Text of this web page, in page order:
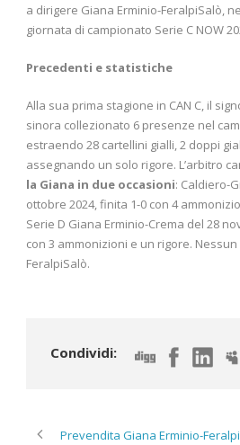
a dirigere Giana Erminio-FeralpiSalò,
giornata di campionato Serie C NOW
Precedenti e statistiche
Alla sua prima stagione in CAN C, il
sinora collezionato 6 presenze nel
estraendo 28 cartellini gialli, 2 doppi
assegnando un solo rigore. L’arbitro
la Giana in due occasioni: Caldiero-
ottobre 2024, finita 1-0 con 4
Serie D Giana Erminio-Crema del 28
con 3 ammonizioni e un rigore.
FeralpiSalò.
Condividi:
Prevendita Giana Erminio-